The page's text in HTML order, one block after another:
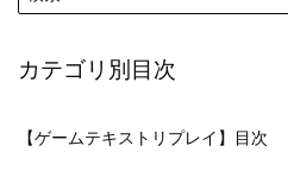
カテゴリ別目次
【ゲームテキストリプレイ】目次